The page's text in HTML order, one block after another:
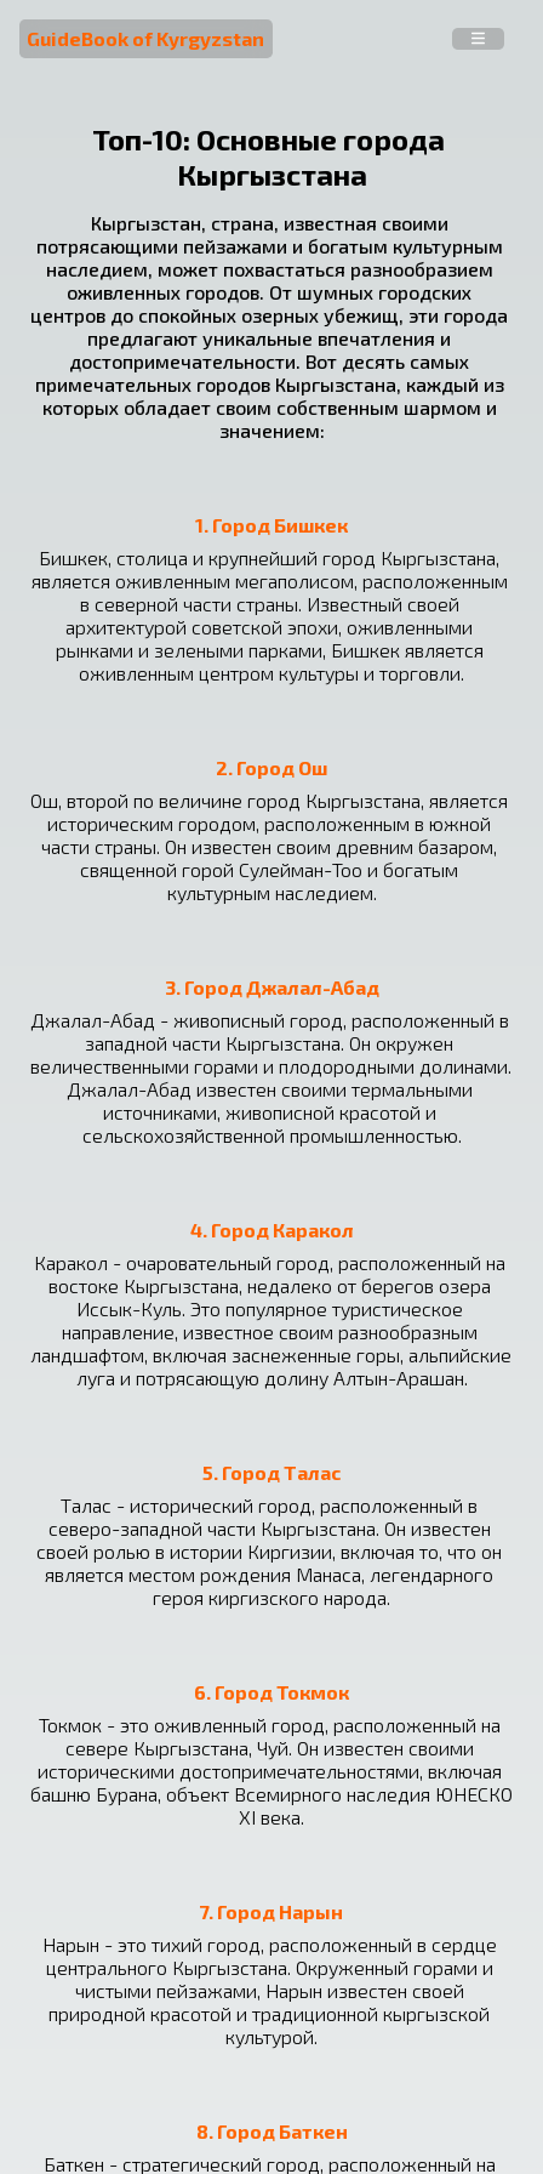
GuideBook of Kyrgyzstan
Топ-10: Основные города
Кыргызстана
Кыргызстан, страна, известная своими
потрясающими пейзажами и богатым культурным
наследием, может похвастаться разнообразием
оживленных городов. От шумных городских
центров до спокойных озерных убежищ, эти города
предлагают уникальные впечатления и
достопримечательности. Вот десять самых
примечательных городов Кыргызстана, каждый из
которых обладает своим собственным шармом и
значением:
1. Город Бишкек
Бишкек, столица и крупнейший город Кыргызстана,
является оживленным мегаполисом, расположенным
в северной части страны. Известный своей
архитектурой советской эпохи, оживленными
рынками и зелеными парками, Бишкек является
оживленным центром культуры и торговли.
2. Город Ош
Ош, второй по величине город Кыргызстана, является
историческим городом, расположенным в южной
части страны. Он известен своим древним базаром,
священной горой Сулейман-Тоо и богатым
культурным наследием.
3. Город Джалал-Абад
Джалал-Абад - живописный город, расположенный в
западной части Кыргызстана. Он окружен
величественными горами и плодородными долинами.
Джалал-Абад известен своими термальными
источниками, живописной красотой и
сельскохозяйственной промышленностью.
4. Город Каракол
Каракол - очаровательный город, расположенный на
востоке Кыргызстана, недалеко от берегов озера
Иссык-Куль. Это популярное туристическое
направление, известное своим разнообразным
ландшафтом, включая заснеженные горы, альпийские
луга и потрясающую долину Алтын-Арашан.
5. Город Талас
Талас - исторический город, расположенный в
северо-западной части Кыргызстана. Он известен
своей ролью в истории Киргизии, включая то, что он
является местом рождения Манаса, легендарного
героя киргизского народа.
6. Город Токмок
Токмок - это оживленный город, расположенный на
севере Кыргызстана, Чуй. Он известен своими
историческими достопримечательностями, включая
башню Бурана, объект Всемирного наследия ЮНЕСКО
XI века.
7. Город Нарын
Нарын - это тихий город, расположенный в сердце
центрального Кыргызстана. Окруженный горами и
чистыми пейзажами, Нарын известен своей
природной красотой и традиционной кыргызской
культурой.
8. Город Баткен
Баткен - стратегический город, расположенный на